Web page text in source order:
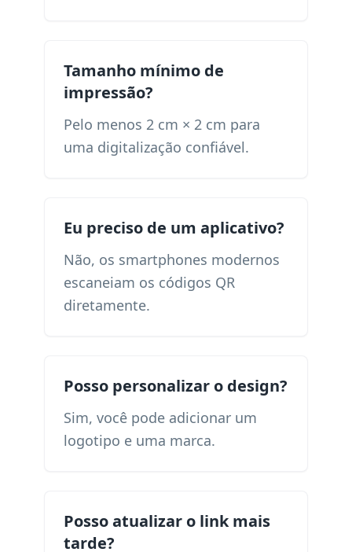
Tamanho mínimo de
impressão?
Pelo menos 2 cm × 2 cm para
uma digitalização confiável.
Eu preciso de um aplicativo?
Não, os smartphones modernos
escaneiam os códigos QR
diretamente.
Posso personalizar o design?
Sim, você pode adicionar um
logotipo e uma marca.
Posso atualizar o link mais
tarde?